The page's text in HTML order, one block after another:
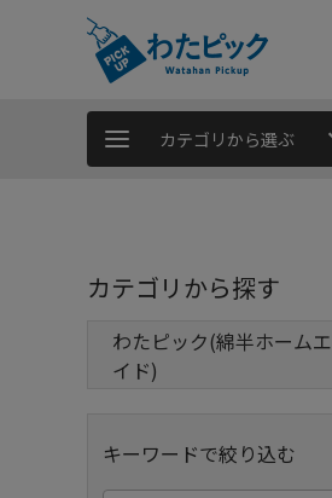
カテゴリから選ぶ
カテゴリから探す
わたピック(綿半ホームエ
イド)
キーワードで絞り込む